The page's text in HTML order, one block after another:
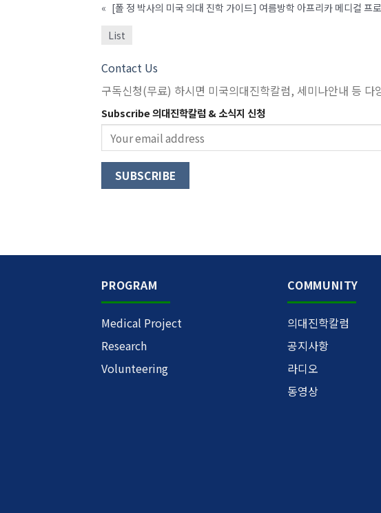
«
List
Contact Us
구독신청(무료) 하시면 미국의대진학칼럼, 세미나안내 등 다
Subscribe 의대진학칼럼 & 소식지 신청
PROGRAM
Medical Project
Research
Volunteering
COMMUNITY
의대진학칼럼
공지사항
라디오
동영상